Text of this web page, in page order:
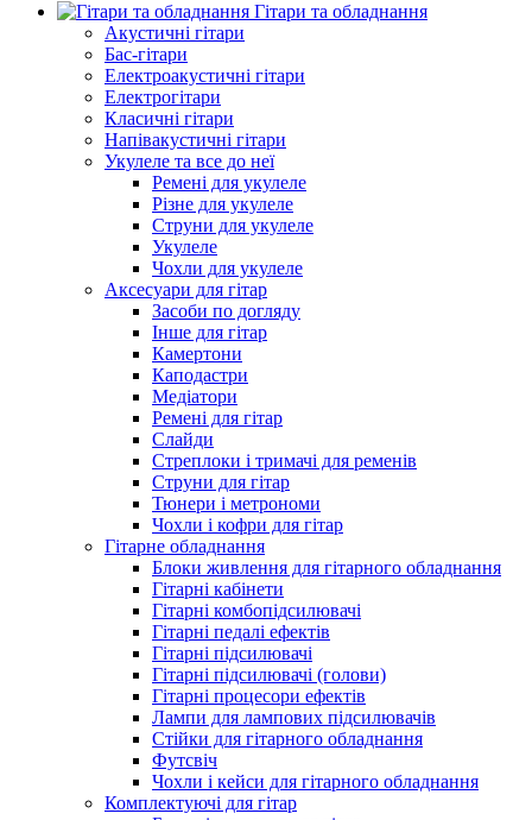
Гітари та обладнання
Акустичні гітари
Бас-гітари
Електроакустичні гітари
Електрогітари
Класичні гітари
Напівакустичні гітари
Укулеле та все до неї
Ремені для укулеле
Різне для укулеле
Струни для укулеле
Укулеле
Чохли для укулеле
Аксесуари для гітар
Засоби по догляду
Інше для гітар
Камертони
Каподастри
Медіатори
Ремені для гітар
Слайди
Стреплоки і тримачі для ременів
Струни для гітар
Тюнери і метрономи
Чохли і кофри для гітар
Гітарне обладнання
Блоки живлення для гітарного обладнання
Гітарні кабінети
Гітарні комбопідсилювачі
Гітарні педалі ефектів
Гітарні підсилювачі
Гітарні підсилювачі (голови)
Гітарні процесори ефектів
Лампи для лампових підсилювачів
Стійки для гітарного обладнання
Футсвіч
Чохли і кейси для гітарного обладнання
Комплектуючі для гітар